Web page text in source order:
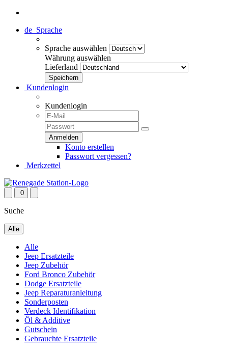
de Sprache
Sprache auswählen
Währung auswählen
Lieferland
Kundenlogin
Kundenlogin
Konto erstellen
Passwort vergessen?
Merkzettel
0
Suche
Alle
Alle
Jeep Ersatzteile
Jeep Zubehör
Ford Bronco Zubehör
Dodge Ersatzteile
Jeep Reparaturanleitung
Sonderposten
Verdeck Identifikation
Öl & Additive
Gutschein
Gebrauchte Ersatzteile